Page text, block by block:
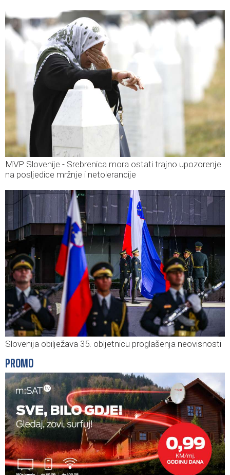
MVP Slovenije - Srebrenica mora ostati trajno upozorenje
na posljedice mržnje i netolerancije
Slovenija obilježava 35. obljetnicu proglašenja neovisnosti
PROMO